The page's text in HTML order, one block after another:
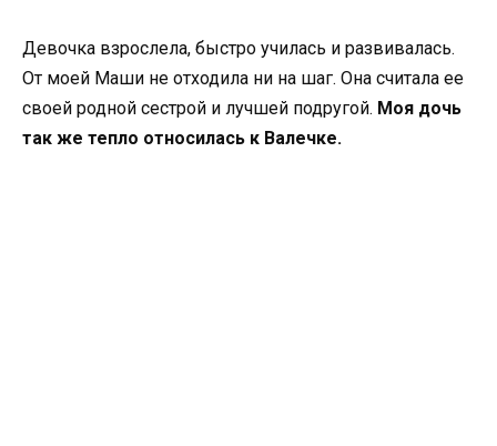
Девочка взрослела, быстро училась и развивалась.
От моей Маши не отходила ни на шаг. Она считала ее
своей родной сестрой и лучшей подругой. Моя дочь
так же тепло относилась к Валечке.